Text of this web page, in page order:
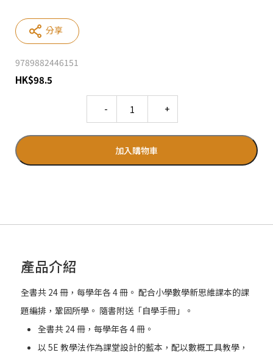
9789882446151
HK$98.5
加入購物車
分享
產品介紹
全書共 24 冊，每學年各 4 冊。 配合小學數學新思維課本的課
題編排，鞏固所學。 隨書附送「自學手冊」。
全書共 24 冊，每學年各 4 冊。
以 5E 教學法作為課堂設計的藍本，配以數概工具教學，